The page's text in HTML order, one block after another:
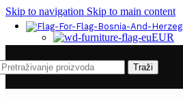
Skip to navigation Skip to main content
EUR
Traži